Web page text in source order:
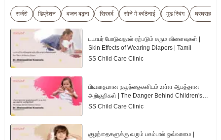
सर्जरी डिप्रेशन वजन बढ़ना सिरदर्द सोने में कठिनाई मूड स्विंग घरघराहट
டயாபர் போடுவதால் ஏற்படும் சரும விளைவுகள் |
Skin Effects of Wearing Diapers | Tamil
SS Child Care Clinic
பிடிவாதமான குழந்தைகளிடம் உள்ள ஆபத்தான
அறிகுறிகள் | The Danger Behind Children's
Tantrum | Tamil
SS Child Care Clinic
குழந்தைகளுக்கு வரும் பசும்பால் ஒவ்வாமை |